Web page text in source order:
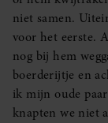
niet samen.
voor het eerste.
nog bij hem
boerderijtje en
ik mijn oude
knapten we niet